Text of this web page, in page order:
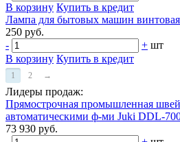
В корзину Купить в кредит
Лампа для бытовых машин
250 руб.
-
+ шт
В корзину Купить в кредит
1 2 →
Лидеры продаж:
Прямострочная промышленная
автоматическими ф-ми Juki DDL-
73 930 руб.